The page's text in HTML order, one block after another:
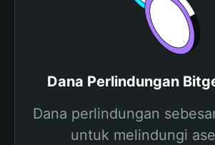
Dana Perlindungan
Dana perlindungan
untuk melindungi